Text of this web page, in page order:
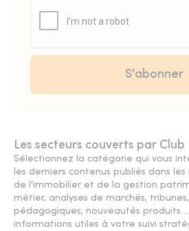
Les secteurs couverts par
Sélectionnez la catégorie qui vous
les derniers contenus publiés dans
de l'immobilier et de la gestion
métier, analyses de marchés,
pédagogiques, nouveautés produits
informations utiles à votre suivi